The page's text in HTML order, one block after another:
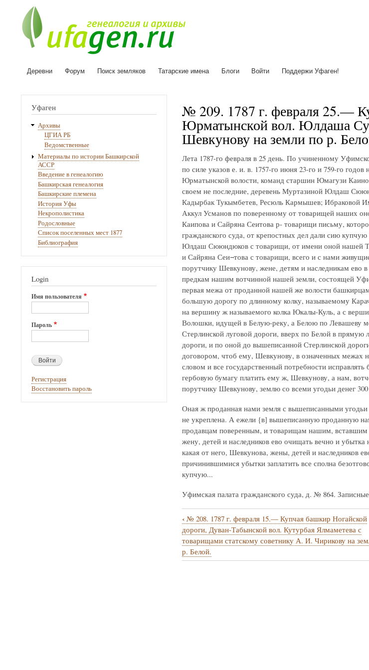
Основная
Деревни Форум Поиск земляков Татарские имена Блоги Войти Поддержи Уфаген!
№ 209. 1787 г. февраля 25.—
Юрматынской вол. Юлдаша
Шевкунову на земли по р.
Лета 1787-го февраля в 25 день. По учиненному
по силе указов е. и. в. 1757-го июня 23-го и 759-го
Юрматынской волости, команд старшин Юмагузи
своем не последние, деревень Муртазиной Юлдаш
Кадырбак Тукымбетев, Ресюль Кармышев; Ибраковой
Аккул Усманов по поверенному от товарищей наших
Каипова и Сайряна Сеитова р- товарищи письму,
гражданского суда, от крепостных дел дали сию
Юлдаш Сююндюков с товарищи, от имени оной нашей
и Сайряна Сеи¬това с товарищи, всего и с нами
порутчику Шевкунову, жене, детям и наследникам ево
предкам нашим вотчинной нашей земли, состоящей
первая межа от проданной нашей же волости
большую дорогу по длинному колку, называемому
на вершину ж называемого колка Юкалы-Куль, а с
Волошки, идущей в Белую-реку, а Белою по Левашеву
Стерлинской луговой дороги, вверх по Белой в
дороги, и по оной до вышеписанной Стерлинской
договором, чтоб ему, Шевкунову, в означенных межах
словом и все государственный потребности
гербовую бумагу платить ему ж, Шевкунову, а нам,
порутчику Шевкунову, землю со всеми угодьи денег
Оная ж проданная нами земля с вышеписанными
не укреплена. А ежели {в] вышеписанную проданную
продавцам поверенным, и товарищам нашим,
жену, детей и наследников ево очищать вечно и
какая от него, Шевкунова, жены, детей и
причинившимися убытки заплатить все сполна
купчую...
Уфимская палата гражданского суда, д. № 864.
Перекрёстные
ссылки
книги
‹№ 208. 1787 г. февраля 15.— Купчая башкир Ногайской
дороги, Дуван-Табынской вол. Кутурбая Ялмаметева с
товарищами статскому советнику А. И. Чирикову на
р. Белой.
Уфаген
Архивы
ЦГИА РБ
Ведомственные
Материалы по истории Башкирской
АССР
Введение в генеалогию
Башкирская генеалогия
Башкирские племена
История Уфы
Некрополистика
Родословные
Список поселенных мест 1877
Библиография
Login
Имя пользователя
Пароль
Регистрация
Восстановить пароль